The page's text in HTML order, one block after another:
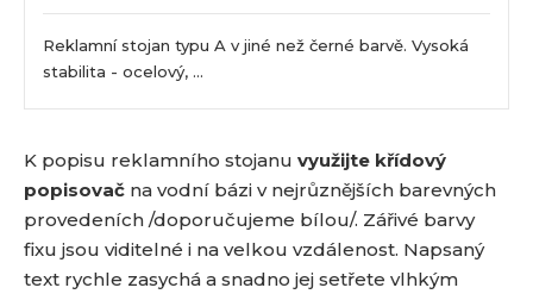
Reklamní stojan typu A v jiné než černé barvě. Vysoká
stabilita - ocelový, ...
K popisu reklamního stojanu využijte křídový
popisovač na vodní bázi v nejrůznějších barevných
provedeních /doporučujeme bílou/. Zářivé barvy
fixu jsou viditelné i na velkou vzdálenost. Napsaný
text rychle zasychá a snadno jej setřete vlhkým